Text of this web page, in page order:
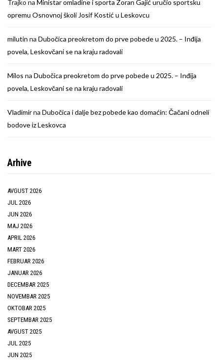
Trajko na Ministar omladine i sporta Zoran Gajić uručio sportsku
opremu Osnovnoj školi Josif Kostić u Leskovcu
milutin na Dubočica preokretom do prve pobede u 2025. – Inđija
povela, Leskovčani se na kraju radovali
Milos na Dubočica preokretom do prve pobede u 2025. – Inđija
povela, Leskovčani se na kraju radovali
Vladimirna Dubočica i dalje bez pobede kao domaćin: Čačani odneli
bodove iz Leskovca
Arhive
AVGUST 2026
JUL 2026
JUN 2026
MAJ 2026
APRIL 2026
MART 2026
FEBRUAR 2026
JANUAR 2026
DECEMBAR 2025
NOVEMBAR 2025
OKTOBAR 2025
SEPTEMBAR 2025
AVGUST 2025
JUL 2025
JUN 2025